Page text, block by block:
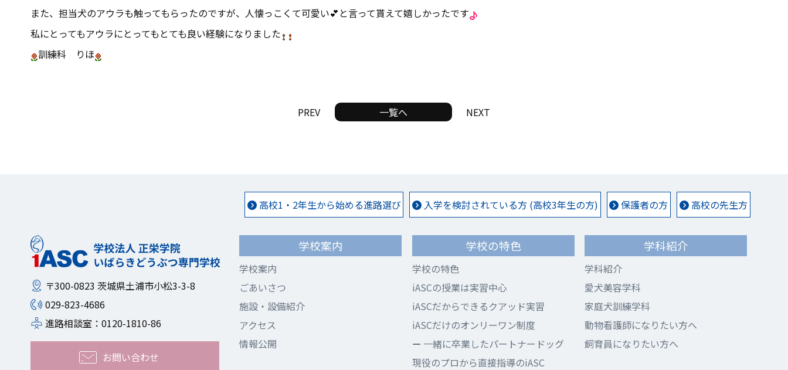
また、担当犬のアウラも触ってもらったのですが、人懐っこくて可愛い💕と言って貰えて嬉しかったです
私にとってもアウラにとってもとても良い経験になりました
訓練科 りほ
PREV 一覧へ NEXT
〒300-0823 茨城県土浦市小松3-3-8
029-823-4686
進路相談室：0120-1810-86
お問い合わせ
高校1・2年生から始める進路選び 入学を検討されている方 (高校3年生の方) 保護者の方 高校の先生方
学校案内
学校案内
ごあいさつ
施設・設備紹介
アクセス
情報公開
学校の特色
学校の特色
iASCの授業は実習中心
iASCだからできるクアッド実習
iASCだけのオンリーワン制度
一緒に卒業したパートナードッグ
現役のプロから直接指導のiASC
学科紹介
学科紹介
愛犬美容学科
家庭犬訓練学科
動物看護師になりたい方へ
飼育員になりたい方へ